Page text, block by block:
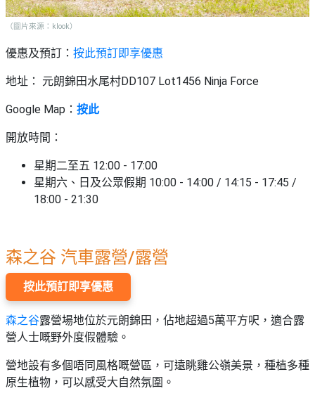
（圖片來源：klook）
優惠及預訂： 按此預訂即享優惠
地址： 元朗錦田水尾村DD107 Lot1456 Ninja Force
Google Map： 按此
開放時間：
星期二至五 12:00 - 17:00
星期六、日及公眾假期 10:00 - 14:00 / 14:15 - 17:45 /
18:00 - 21:30
森之谷 汽車露營/露營
按此預訂即享優惠
森之谷露營場地位於元朗錦田，佔地超過5萬平方呎，適合露
營人士嘅野外度假體驗。
營地設有多個唔同風格嘅營區，可遠眺雞公嶺美景，種植多種
原生植物，可以感受大自然氛圍。